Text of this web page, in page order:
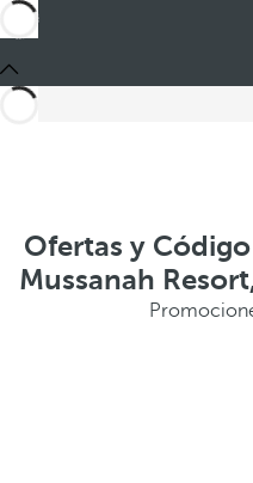
Ofertas y
Mussanah